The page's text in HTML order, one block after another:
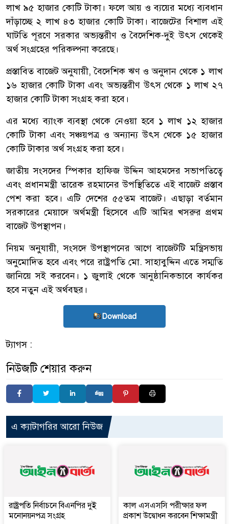
লাখ ৯৫ হাজার কোটি টাকা। ফলে আয় ও ব্যয়ের মধ্যে ব্যবধান
দাঁড়াচ্ছে ২ লাখ ৪৩ হাজার কোটি টাকা। বাজেটের বিশাল এই
ঘাটতি পূরণে সরকার অভ্যন্তরীণ ও বৈদেশিক-দুই উৎস থেকেই
অর্থ সংগ্রহের পরিকল্পনা করেছে।
প্রস্তাবিত বাজেট অনুযায়ী, বৈদেশিক ঋণ ও অনুদান থেকে ১ লাখ
১৬ হাজার কোটি টাকা এবং অভ্যন্তরীণ উৎস থেকে ১ লাখ ২৭
হাজার কোটি টাকা সংগ্রহ করা হবে।
এর মধ্যে ব্যাংক ব্যবস্থা থেকে নেওয়া হবে ১ লাখ ১২ হাজার
কোটি টাকা এবং সঞ্চয়পত্র ও অন্যান্য উৎস থেকে ১৫ হাজার
কোটি টাকার অর্থ সংগ্রহ করা হবে।
জাতীয় সংসদের স্পিকার হাফিজ উদ্দিন আহমদের সভাপতিত্বে
এবং প্রধানমন্ত্রী তারেক রহমানের উপস্থিতিতে এই বাজেট প্রস্তাব
পেশ করা হবে। এটি দেশের ৫৫তম বাজেট। এছাড়া বর্তমান
সরকারের মেয়াদে অর্থমন্ত্রী হিসেবে এটি আমির খসরুর প্রথম
বাজেট উপস্থাপন।
নিয়ম অনুযায়ী, সংসদে উপস্থাপনের আগে বাজেটটি মন্ত্রিসভায়
অনুমোদিত হবে এবং পরে রাষ্ট্রপতি মো. সাহাবুদ্দিন এতে সম্মতি
জানিয়ে সই করবেন। ১ জুলাই থেকে আনুষ্ঠানিকভাবে কার্যকর
হবে নতুন এই অর্থবছর।
Download
ট্যাগস :
নিউজটি শেয়ার করুন
এ ক্যাটাগরির আরো নিউজ
রাষ্ট্রপতি নির্বাচনে বিএনপির দুই
মনোনয়নপত্র সংগ্রহ
কাল এসএসসি পরীক্ষার ফল
প্রকাশ উদ্বোধন করবেন শিক্ষামন্ত্রী